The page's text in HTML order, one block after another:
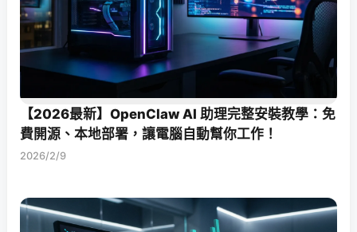
【2026最新】OpenClaw AI 助理完整安裝教學：免
費開源、本地部署，讓電腦自動幫你工作！
2026/2/9